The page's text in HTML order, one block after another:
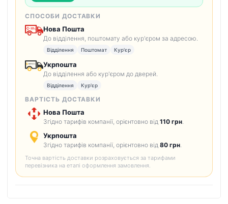
СПОСОБИ ДОСТАВКИ
Нова Пошта
До відділення, поштомату або кур'єром за адресою.
Відділення Поштомат Кур'єр
Укрпошта
До відділення або кур'єром до дверей.
Відділення Кур'єр
ВАРТІСТЬ ДОСТАВКИ
Нова Пошта
Згідно тарифів компанії, орієнтовно від 110 грн
Укрпошта
Згідно тарифів компанії, орієнтовно від 80 грн
Точна вартість доставки розраховується за тарифами
перевізника на етапі оформлення замовлення.